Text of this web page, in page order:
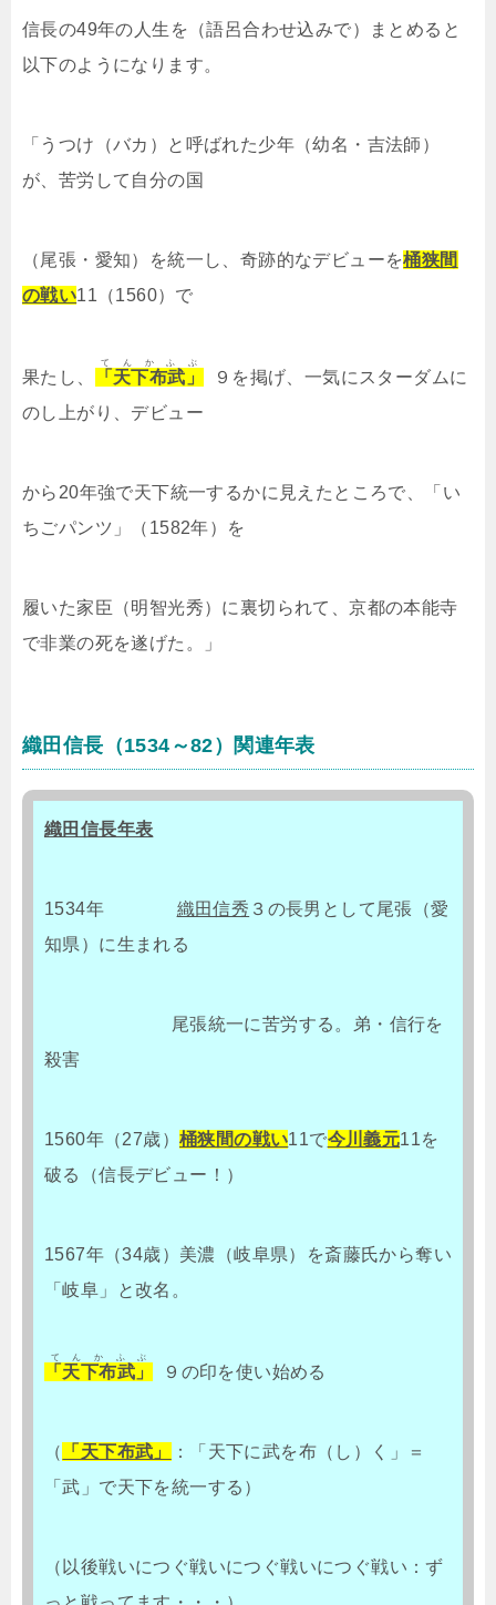
信長の49年の人生を（語呂合わせ込みで）まとめると
以下のようになります。
「うつけ（バカ）と呼ばれた少年（幼名・吉法師）
が、苦労して自分の国
（尾張・愛知）を統一し、奇跡的なデビューを桶狭間
の戦い11（1560）で
果たし、 「天下布武」
てんかふぶ
９を掲げ、一気にスターダムに
のし上がり、デビュー
から20年強で天下統一するかに見えたところで、「い
ちごパンツ」（1582年）を
履いた家臣（明智光秀）に裏切られて、京都の本能寺
で非業の死を遂げた。」
織田信長（1534～82）関連年表
織田信長年表
1534年 織田信秀 ３の長男として尾張（愛
知県）に生まれる
尾張統一に苦労する。弟・信行を
殺害
1560年（27歳） 桶狭間の戦い11で今川義元11を
破る（信長デビュー！）
1567年（34歳）美濃（岐阜県）を斎藤氏から奪い
「岐阜」と改名。
「天下布武」
てんかふぶ
９の印を使い始める
（ 「天下布武」
：「天下に武を布（し）く」＝
「武」で天下を統一する）
（以後戦いにつぐ戦いにつぐ戦いにつぐ戦い：ず